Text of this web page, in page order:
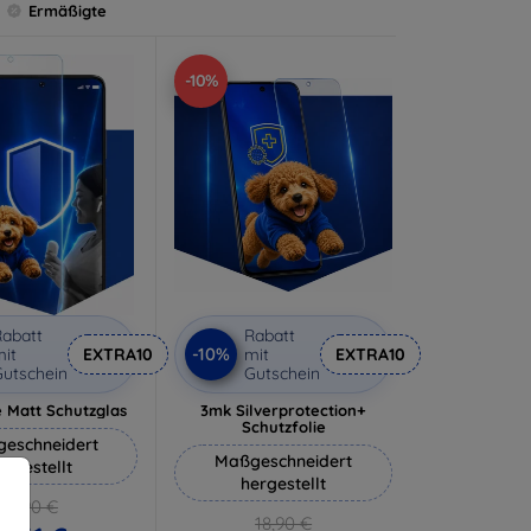
Ermäßigte
EXTRA10
Matt Schutzglas
12,90 €
-10%
-10%
Rabatt
mit
Gutschein
EXTRA10
3mk Silverprotection+
Schutzfolie
Maßgeschneidert
hergestellt
18,90 €